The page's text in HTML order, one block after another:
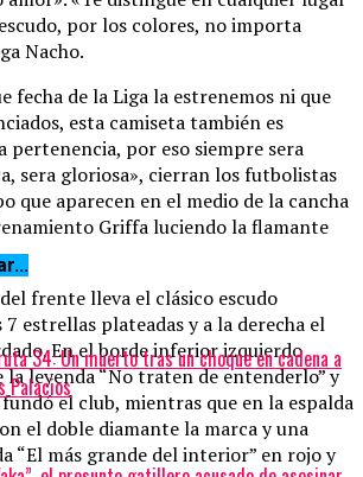
por los colores, no importa
Nacho.
fecha de la Liga la estrenemos ni que
esta camiseta también es
pertenencia, por eso siempre sera
sera gloriosa», cierran los futbolistas
que aparecen en el medio de la cancha
Griffa luciendo la flamante
frente lleva el clásico escudo
estrellas plateadas y a la derecha el
En el borde inferior izquierdo
leyenda “No traten de entenderlo” y
el club, mientras que en la espalda
el doble diamante la marca y una
“El más grande del interior” en rojo y
34: Un muerto tras un choque en cadena a
Palacios